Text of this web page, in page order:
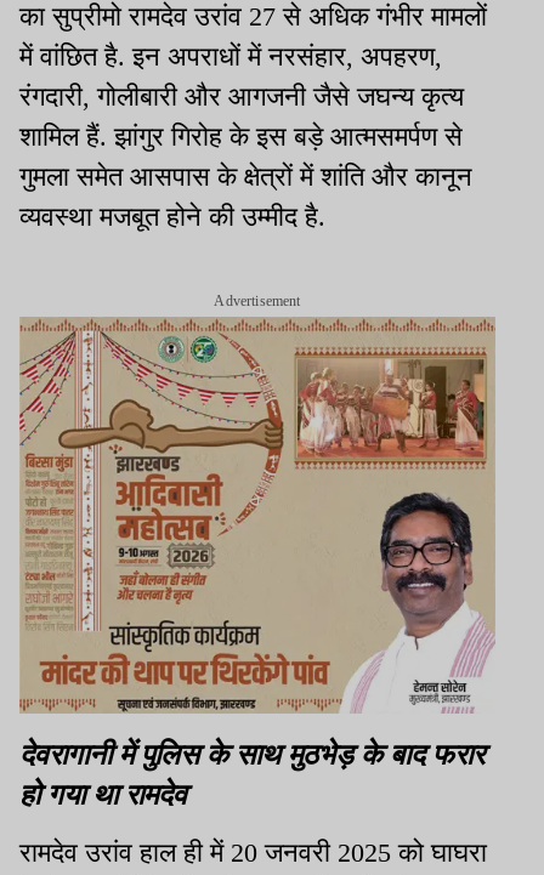
का सुप्रीमो रामदेव उरांव 27 से अधिक गंभीर मामलों
में वांछित है. इन अपराधों में नरसंहार, अपहरण,
रंगदारी, गोलीबारी और आगजनी जैसे जघन्य कृत्य
शामिल हैं. झांगुर गिरोह के इस बड़े आत्मसमर्पण से
गुमला समेत आसपास के क्षेत्रों में शांति और कानून
व्यवस्था मजबूत होने की उम्मीद है.
Advertisement
देवरागानी में पुलिस के साथ मुठभेड़ के बाद फरार
हो गया था रामदेव
रामदेव उरांव हाल ही में 20 जनवरी 2025 को घाघरा